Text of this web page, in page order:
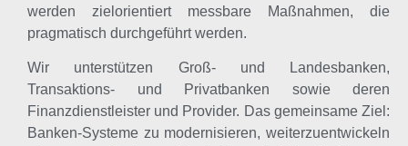
werden zielorientiert messbare Maßnahmen, die
pragmatisch durchgeführt werden.
Wir unterstützen Groß- und Landesbanken,
Transaktions- und Privatbanken sowie deren
Finanzdienstleister und Provider. Das gemeinsame Ziel:
Banken-Systeme zu modernisieren, weiterzuentwickeln